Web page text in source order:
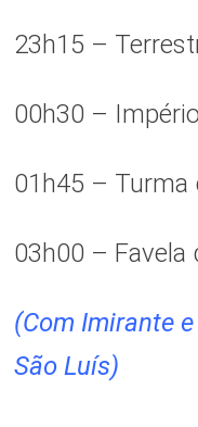
23h15 –
00h30 –
01h45 – Turma
03h00 – Favela
(Com Imirante
São Luís)